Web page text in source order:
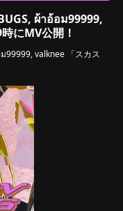
ผ้าอ้อม99999,
にMV公開！
99999, valknee 「スカス